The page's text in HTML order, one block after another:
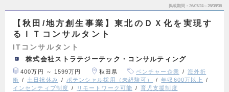
掲載期間 26/07/24～26/08/06
【秋田/地方創生事業】東北のＤＸ化を実現す
るＩＴコンサルタント
ITコンサルタント
株式会社ストラテジーテック・コンサルティング
400万円 ～ 1599万円 秋田県 ベンチャー企業
海外折
衝
土日祝休み ポテンシャル採用（未経験可）
年収600万以上
インセンティブ制度
リモートワーク可能 育児支援制度